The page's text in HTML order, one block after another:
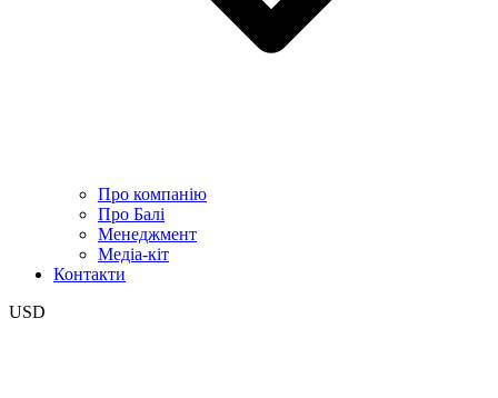
Про компанію
Про Балі
Менеджмент
Медіа-кіт
Контакти
USD